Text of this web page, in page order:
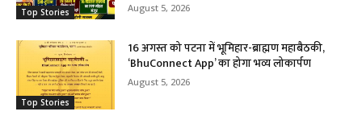
Top Stories August 5, 2026
Top Stories
16 अगस्त को पटना में भूमिहार-ब्राह्मण महाबैठकी,
‘BhuConnect App’ का होगा भव्य लोकार्पण
August 5, 2026